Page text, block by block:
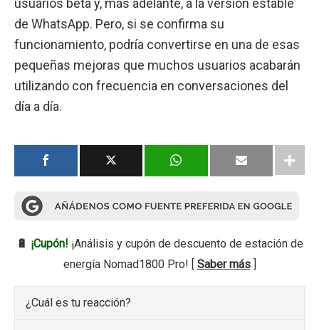
usuarios beta y, más adelante, a la versión estable
de WhatsApp. Pero, si se confirma su
funcionamiento, podría convertirse en una de esas
pequeñas mejoras que muchos usuarios acabarán
utilizando con frecuencia en conversaciones del
día a día.
🔋 ¡Cupón! ¡Análisis y cupón de descuento de estación de
energía Nomad1800 Pro! [ Saber más]
¿Cuál es tu reacción?